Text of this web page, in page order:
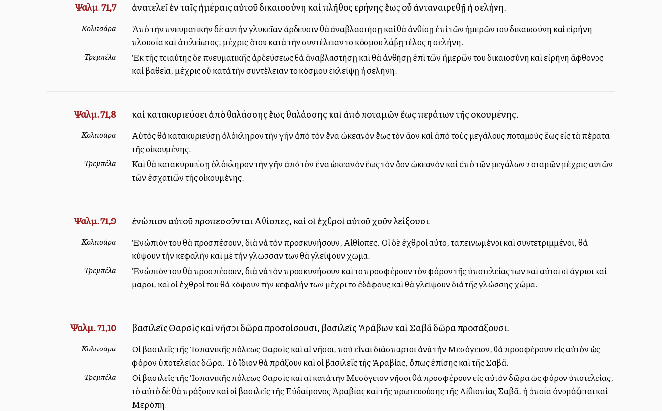
Ψαλμ. 71,7 ἀνατελεῖ ἐν ταῖς ἡμέραις αὐτοῦ δικαιοσύνη καὶ πλῆθος εἰρήνης ἕως οὗ ἀνταναιρεθῇ ἡ σελήνη.
Κολιτσάρα
Ἀπὸ τὴν πνευματικὴν δὲ αὐτὴν γλυκεῖαν ἄρδευσιν θὰ ἀναβλαστήσῃ καὶ θὰ ἀνθίσῃ ἐπὶ τῶν ἡμερῶν του δικαιοσύνη καὶ εἰρήνη
πλουσία καὶ ἀτελείωτος, μέχρις ὅτου κατὰ τὴν συντέλειαν τοῦ κόσμου λάβῃ τέλος ἡ σελήνη.
Τρεμπέλα
Ἐκ τῆς τοιαύτης δὲ πνευματικῆς ἀρδεύσεως θὰ ἀναβλαστήσῃ καὶ θὰ ἀνθήσῃ ἐπὶ τῶν ἡμερῶν του δικαιοσύνη καὶ εἰρήνη ἄφθονος
καὶ βαθεῖα, μέχρις οὗ κατὰ τὴν συντέλειαν τοῦ κόσμου ἐκλείψῃ ἡ σελήνη.
Ψαλμ. 71,8 καὶ κατακυριεύσει ἀπὸ θαλάσσης ἕως θαλάσσης καὶ ἀπὸ ποταμῶν ἕως περάτων τῆς οἰκουμένης.
Κολιτσάρα
Αὐτὸς θὰ κατακυριεύσῃ ὁλόκληρον τὴν γῆν ἀπὸ τὸν ἕνα ὠκεανὸν ἕως τὸν ἄλλον καὶ ἀπὸ τοὺς μεγάλους ποταμοὺς ἕως εἰς τὰ πέρατα
τῆς οἰκουμένης.
Τρεμπέλα
Καὶ θὰ κατακυριεύσῃ ὁλόκληρον τὴν γῆν ἀπὸ τὸν ἕνα ὠκεανὸν ἕως τὸν ἄλλον ὠκεανὸν καὶ ἀπὸ τῶν μεγάλων ποταμῶν μέχρις αὐτῶν
τῶν ἐσχατιῶν τῆς οἰκουμένης.
Ψαλμ. 71,9 ἐνώπιον αὐτοῦ προπεσοῦνται Αἰθίοπες, καὶ οἱ ἐχθροὶ αὐτοῦ χοῦν λείξουσι.
Κολιτσάρα
Ἐνώπιόν του θὰ προσπέσουν, διὰ νὰ τὸν προσκυνήσουν, Αἰθίοπες. Οἱ δὲ ἐχθροὶ αὐτοῦ, ταπεινωμένοι καὶ συντετριμμένοι, θὰ
κύψουν τὴν κεφαλὴν καὶ μὲ τὴν γλῶσσαν των θὰ γλείψουν χῶμα.
Τρεμπέλα
Ἐνώπιόν του θὰ προσπέσουν, διὰ νὰ τὸν προσκυνήσουν καὶ τοῦ προσφέρουν τὸν φόρον τῆς ὑποτελείας των καὶ αὐτοὶ οἱ ἄγριοι καὶ
μαῦροι, καὶ οἱ ἐχθροί του θὰ κόψουν τὴν κεφαλήν των μέχρι τοῦ ἐδάφους καὶ θὰ γλείψουν διὰ τῆς γλώσσης χῶμα.
Ψαλμ. 71,10 βασιλεῖς Θαρσὶς καὶ νῆσοι δῶρα προσοίσουσι, βασιλεῖς Ἀράβων καὶ Σαβᾶ δῶρα προσάξουσι.
Κολιτσάρα
Οἱ βασιλεῖς τῆς Ἰσπανικῆς πόλεως Θαρσὶς καὶ αἱ νῆσοι, ποὺ εἶναι διάσπαρτοι ἀνὰ τὴν Μεσόγειον, θὰ προσφέρουν εἰς αὐτὸν ὡς
φόρον ὑποτελείας δῶρα. Τὸ ἴδιον θὰ πράξουν καὶ οἱ βασιλεῖς τῆς Ἀραβίας, ὅπως ἐπίσης καὶ τῆς Σαβᾶ.
Τρεμπέλα
Οἱ βασιλεῖς τῆς Ἱσπανικῆς πόλεως Θαρσὶς καὶ αἱ κατὰ τὴν Μεσόγειον νῆσοι θὰ προσφέρουν εἰς αὐτὸν δῶρα ὡς φόρον ὑποτελείας,
τὸ αὐτὸ δὲ θὰ πράξουν καὶ οἱ βασιλεῖς τῆς Εὐδαίμονος Ἀραβίας καὶ τῆς πρωτευούσης τῆς Αἰθιοπίας Σαβᾶ, ἡ ὁποία ὀνομάζεται καὶ
Μερόπη.